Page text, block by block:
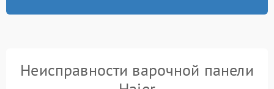
Неисправности варочной панели